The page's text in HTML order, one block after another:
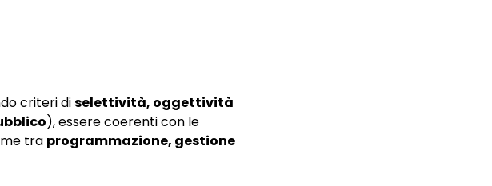
criteri diselettività, oggettività
), essere coerenti con le
tra programmazione, gestione